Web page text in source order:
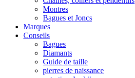
Montres
Bagues et Joncs
Marques
Conseils
Bagues
Diamants
Guide de taille
pierres de naissance